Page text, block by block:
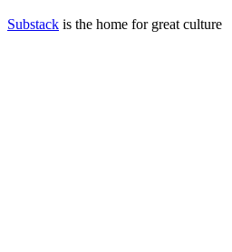
Substack is the home for great culture